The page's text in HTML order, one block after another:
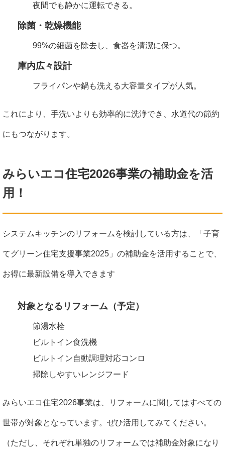
夜間でも静かに運転できる。
除菌・乾燥機能
99%の細菌を除去し、食器を清潔に保つ。
庫内広々設計
フライパンや鍋も洗える大容量タイプが人気。
これにより、手洗いよりも効率的に洗浄でき、水道代の節約
にもつながります。
みらいエコ住宅2026事業の補助金を活
用！
システムキッチンのリフォームを検討している方は、「子育
てグリーン住宅支援事業2025」の補助金を活用することで、
お得に最新設備を導入できます
対象となるリフォーム（予定）
節湯水栓
ビルトイン食洗機
ビルトイン自動調理対応コンロ
掃除しやすいレンジフード
みらいエコ住宅2026事業は、リフォームに関してはすべての
世帯が対象となっています。ぜひ活用してみてください。
（ただし、それぞれ単独のリフォームでは補助金対象になり